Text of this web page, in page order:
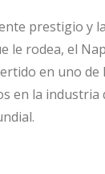
prestigio y
le rodea, el
en uno de
en la industria